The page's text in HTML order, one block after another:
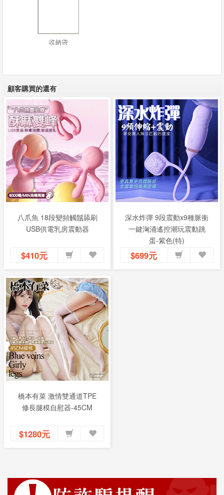
顧客購買的還有
八爪魚 18段變頻觸鬚舔刷
USB供電乳房震動器
$410元
深水炸彈 9段震動x9種脈衝
一鍵洶涌遙控潮玩震動跳
蛋-紫色(特)
$699元
橋本有菜 激情雙通道TPE
修長腿模自慰器-45CM
$1280元